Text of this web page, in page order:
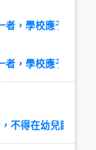
者，學校應予以解
者，學校應予解聘
不得在幼兒園服